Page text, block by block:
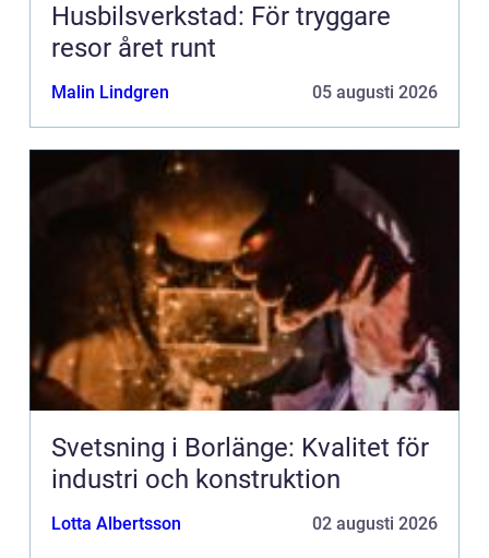
Husbilsverkstad: För tryggare
resor året runt
Malin Lindgren 05 augusti 2026
Svetsning i Borlänge: Kvalitet för
industri och konstruktion
Lotta Albertsson 02 augusti 2026